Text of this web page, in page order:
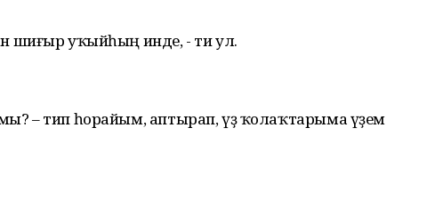
шиғыр уҡыйһың инде, - ти ул.
– тип һорайым, аптырап, үҙ ҡолаҡтарыма үҙем